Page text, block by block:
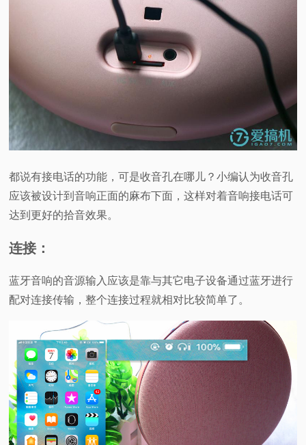
都说有接电话的功能，可是收音孔在哪儿？小编认为收音孔
应该被设计到音响正面的麻布下面，这样对着音响接电话可
达到更好的拾音效果。
连接：
蓝牙音响的音源输入应该是靠与其它电子设备通过蓝牙进行
配对连接传输，整个连接过程就相对比较简单了。